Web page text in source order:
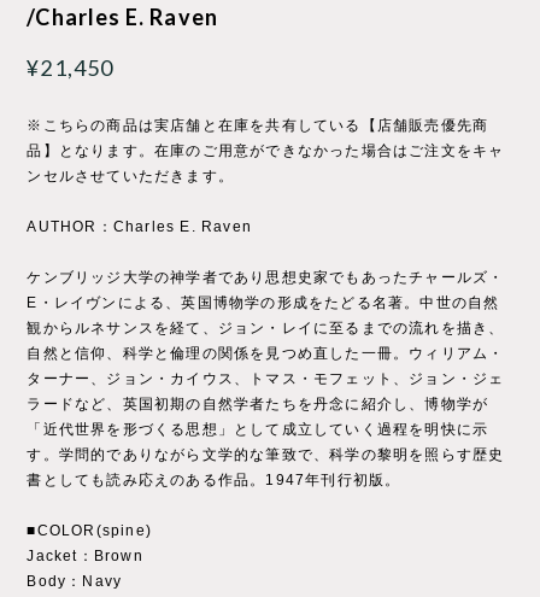
/Charles E. Raven
¥21,450
※こちらの商品は実店舗と在庫を共有している【店舗販売優先商
品】となります。在庫のご用意ができなかった場合はご注文をキャ
ンセルさせていただきます。
AUTHOR：Charles E. Raven
ケンブリッジ大学の神学者であり思想史家でもあったチャールズ・
E・レイヴンによる、英国博物学の形成をたどる名著。中世の自然
観からルネサンスを経て、ジョン・レイに至るまでの流れを描き、
自然と信仰、科学と倫理の関係を見つめ直した一冊。ウィリアム・
ターナー、ジョン・カイウス、トマス・モフェット、ジョン・ジェ
ラードなど、英国初期の自然学者たちを丹念に紹介し、博物学が
「近代世界を形づくる思想」として成立していく過程を明快に示
す。学問的でありながら文学的な筆致で、科学の黎明を照らす歴史
書としても読み応えのある作品。1947年刊行初版。
■COLOR(spine)
Jacket：Brown
Body：Navy